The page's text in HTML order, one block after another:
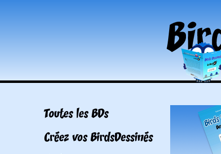
Toutes les BDs
Créez vos BirdsDessinés